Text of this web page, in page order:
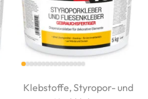
Klebstoffe, Styropor- und